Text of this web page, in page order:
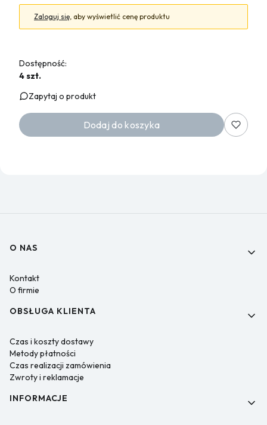
Zaloguj się , aby wyświetlić cenę produktu
Dostępność:
4 szt.
Zapytaj o produkt
Dodaj do koszyka
Linki w stopce
O NAS
Kontakt
O firmie
OBSŁUGA KLIENTA
Czas i koszty dostawy
Metody płatności
Czas realizacji zamówienia
Zwroty i reklamacje
INFORMACJE